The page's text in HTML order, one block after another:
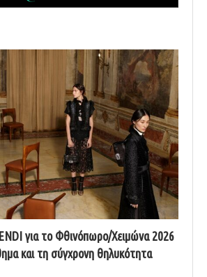
για το Φθινόπωρο/Χειμώνα 2026
και τη σύγχρονη θηλυκότητα